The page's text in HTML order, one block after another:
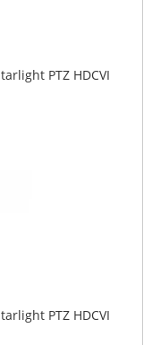
PTZ HDCVI
PTZ HDCVI